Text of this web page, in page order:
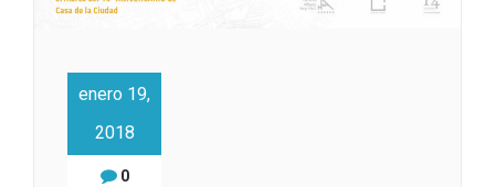
enero 19,
2018
0